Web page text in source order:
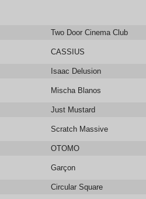
Two Door Cinema Club
CASSIUS
Isaac Delusion
Mischa Blanos
Just Mustard
Scratch Massive
OTOMO
Garçon
Circular Square